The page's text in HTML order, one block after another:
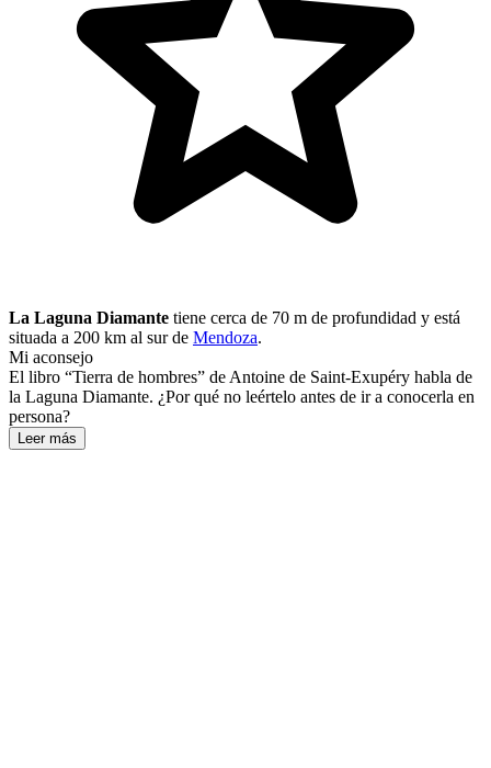
La Laguna Diamante tiene cerca de 70 m de profundidad y está
situada a 200 km al sur de Mendoza.
Mi aconsejo
El libro “Tierra de hombres” de Antoine de Saint-Exupéry habla de
la Laguna Diamante. ¿Por qué no leértelo antes de ir a conocerla en
persona?
Leer más